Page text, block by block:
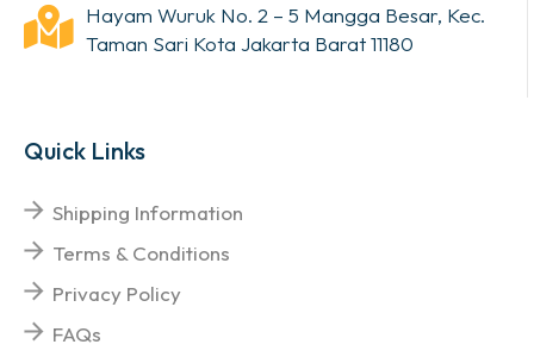
Hayam Wuruk No. 2 – 5 Mangga Besar, Kec.
Taman Sari Kota Jakarta Barat 11180
Quick Links
Shipping Information
Terms & Conditions
Privacy Policy
FAQs